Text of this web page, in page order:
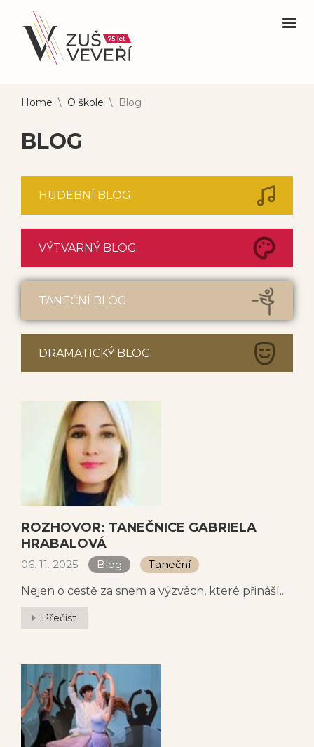
Home \ O škole \ Blog
BLOG
HUDEBNÍ BLOG
VÝTVARNÝ BLOG
TANEČNÍ BLOG
DRAMATICKÝ BLOG
ROZHOVOR: TANEČNICE GABRIELA
HRABALOVÁ
06. 11. 2025 Blog
Taneční
Nejen o cestě za snem a výzvách, které přináší...
Přečíst